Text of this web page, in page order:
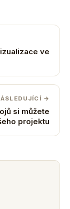
ve
→
si můžete
projektu